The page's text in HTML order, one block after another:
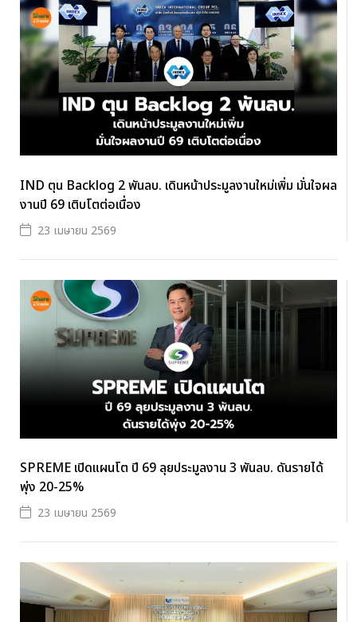
IND ตุน Backlog 2 พันลบ. เดินหน้าประมูลงานใหม่เพิ่ม มั่นใจผล
งานปี 69 เติบโตต่อเนื่อง
23 เมษายน 2569
SPREME เปิดแผนโต ปี 69 ลุยประมูลงาน 3 พันลบ. ดันรายได้
พุ่ง 20-25%
23 เมษายน 2569